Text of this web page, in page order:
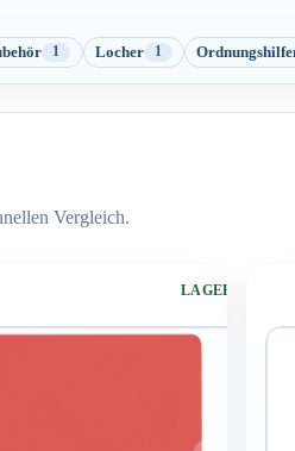
1 Locher 1
Vergleich.
LAGERND